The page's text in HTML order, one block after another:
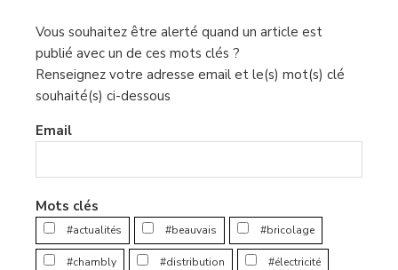
Vous souhaitez être alerté quand un article est
publié avec un de ces mots clés ?
Renseignez votre adresse email et le(s) mot(s) clé
souhaité(s) ci-dessous
Email
Mots clés
#actualités #beauvais #bricolage
#chambly #distribution #électricité